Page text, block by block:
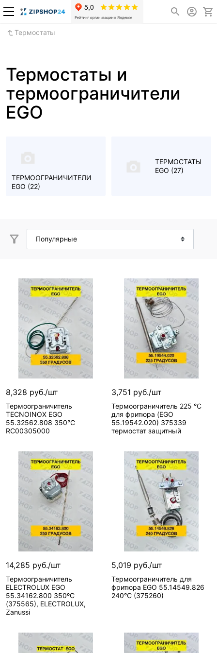
Термостаты
Термостаты и
термоограничители
EGO
ТЕРМООГРАНИЧИТЕЛИ
EGO (22)
ТЕРМОСТАТЫ
EGO (27)
8,328 руб./шт
Термоограничитель
TECNOINOX EGO
55.32562.808 350°C
RC00305000
В корзину
2 шт
Вид запчасти—
Термоограничитель
Артикул
производителя—
004919, 0H6134,
6A046150,
BN6A046150,
CZA346, 004919,
0H6134,
RTCU800152,
375228,
3,751 руб./шт
Термоограничитель 225 °C
для фритюра (EGO
55.19542.020) 375339
термостат защитный
В корзину
1 шт
Материал—
Керамика
Вид запчасти—
Термоограничитель
Артикул
производителя—
3444107, 6A049401,
6010020, 732913,
Артикул—375339
14,285 руб./шт
Термоограничитель
ELECTROLUX EGO
55.34162.800 350ºС
(375565), ELECTROLUX,
Zanussi
5,019 руб./шт
Термоограничитель для
фритюра EGO 55.14549.826
240°C (375260)
В корзину